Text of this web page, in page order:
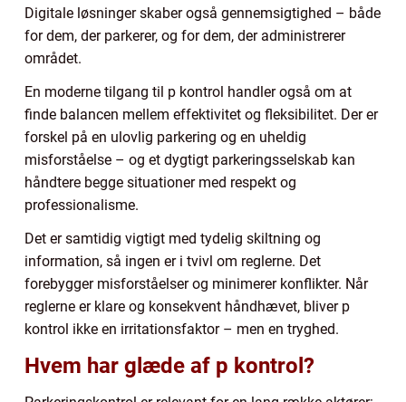
Digitale løsninger skaber også gennemsigtighed – både
for dem, der parkerer, og for dem, der administrerer
området.
En moderne tilgang til p kontrol handler også om at
finde balancen mellem effektivitet og fleksibilitet. Der er
forskel på en ulovlig parkering og en uheldig
misforståelse – og et dygtigt parkeringsselskab kan
håndtere begge situationer med respekt og
professionalisme.
Det er samtidig vigtigt med tydelig skiltning og
information, så ingen er i tvivl om reglerne. Det
forebygger misforståelser og minimerer konflikter. Når
reglerne er klare og konsekvent håndhævet, bliver p
kontrol ikke en irritationsfaktor – men en tryghed.
Hvem har glæde af p kontrol?